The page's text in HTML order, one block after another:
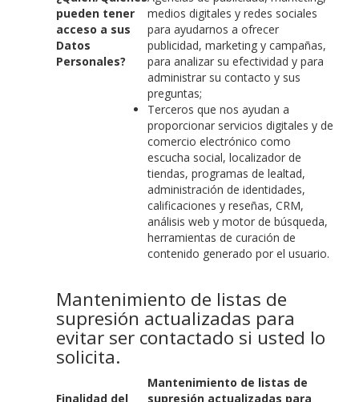
pueden tener
acceso a sus
Datos
Personales?
medios digitales y redes sociales
para ayudarnos a ofrecer
publicidad, marketing y campañas,
para analizar su efectividad y para
administrar su contacto y sus
preguntas;
Terceros que nos ayudan a
proporcionar servicios digitales y de
comercio electrónico como
escucha social, localizador de
tiendas, programas de lealtad,
administración de identidades,
calificaciones y reseñas, CRM,
análisis web y motor de búsqueda,
herramientas de curación de
contenido generado por el usuario.
Mantenimiento de listas de
supresión actualizadas para
evitar ser contactado si usted lo
solicita.
Finalidad del
Mantenimiento de listas de
supresión actualizadas para